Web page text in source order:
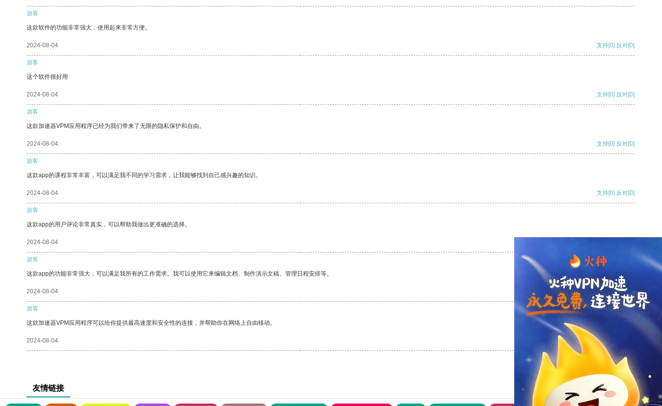
游客
这款软件的功能非常强大，使用起来非常方便。
2024-08-04 支持[0] 反对[0]
游客
这个软件很好用
2024-08-04 支持[0] 反对[0]
游客
这款加速器VPM应用程序已经为我们带来了无限的隐私保护和自由。
2024-08-04 支持[0] 反对[0]
游客
这款app的课程非常丰富，可以满足我不同的学习需求，让我能够找到自己感兴趣的知识。
2024-08-04 支持[0] 反对[0]
游客
这款app的用户评论非常真实，可以帮助我做出更准确的选择。
2024-08-04
游客
这款app的功能非常强大，可以满足我所有的工作需求。我可以使用它来编辑文档、制作演示文稿、管理日程安排等。
2024-08-04 支持 [0] 反对 [0]
游客
这款加速器VPM应用程序可以给你提供最高速度和安全性的连接，并帮助你在网络上自由移动。
2024-08-04 支持
友情链接